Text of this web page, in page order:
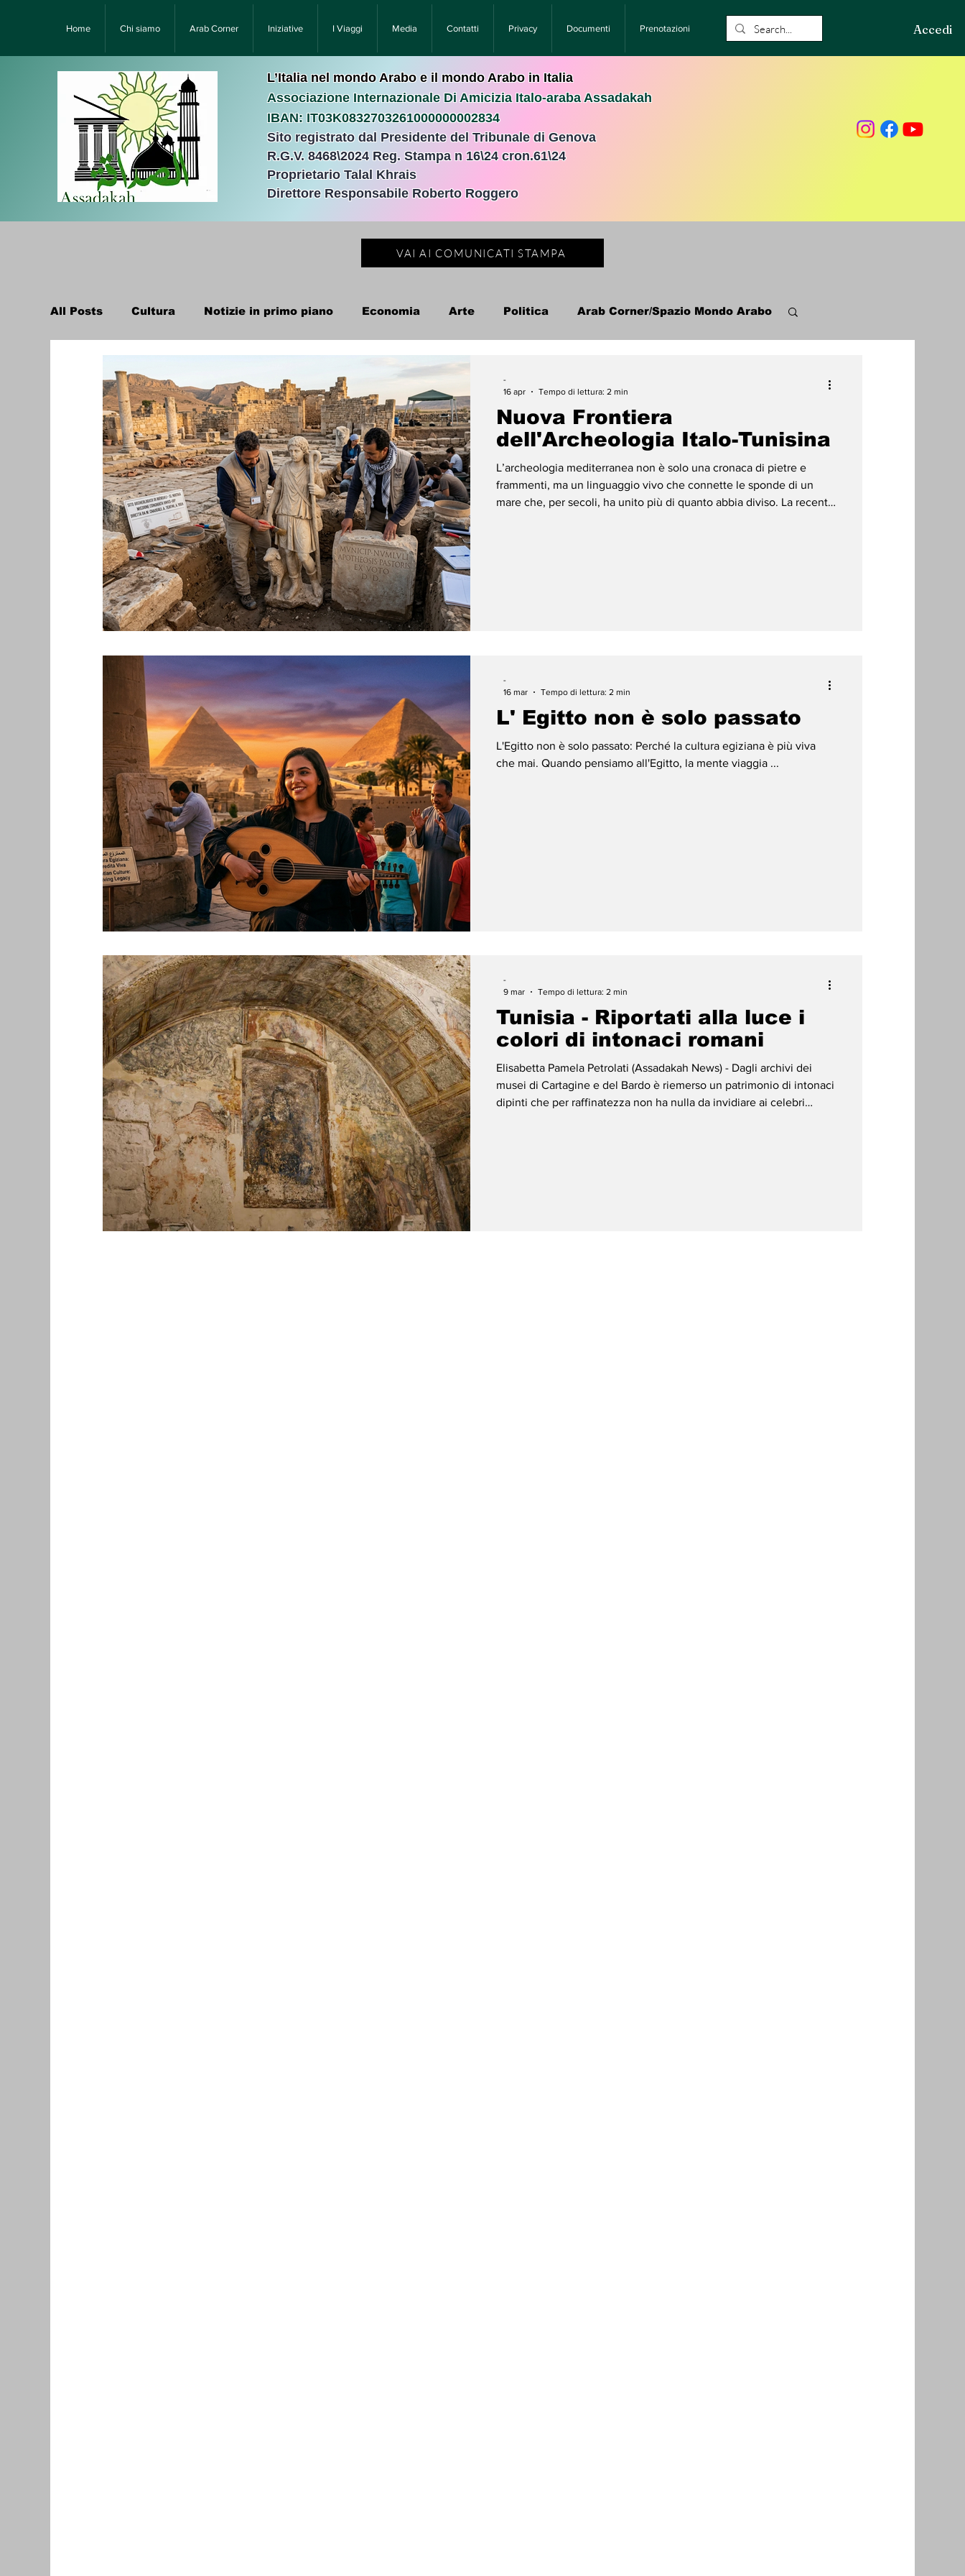
Home Chi siamo Arab Corner Iniziative I Viaggi Media Contatti Privacy Documenti Prenotazioni Accedi
L’Italia nel mondo Arabo e il mondo Arabo in Italia
Associazione Internazionale Di Amicizia Italo-araba Assadakah
IBAN: IT03K0832703261000000002834
Sito registrato dal Presidente del Tribunale di Genova
R.G.V. 8468\2024 Reg. Stampa n 16\24 cron.61\24 ​
Proprietario Talal Khrais
Direttore Responsabile Roberto Roggero
VAI AI COMUNICATI STAMPA
All Posts Cultura Notizie in primo piano Economia Arte Politica Arab Corner/Spazio Mondo Arabo
Նորություններ/Notizie Armene Comunicati Stampa Cronaca
Migrazione e Rifugiati Sport Solidarietà Archeologia Musica Cinema Tradizioni
Filosofia Mostre Festività Eventi Teatro Lega Araba Società Diritti Umani
Relazioni Internazionali Conflitti e Pace Gastronomia
Nuova Frontiera
dell'Archeologia Italo-Tunisina
L’archeologia mediterranea non è solo una cronaca di pietre e
frammenti, ma un linguaggio vivo che connette le sponde di un
mare che, per secoli, ha unito più di quanto abbia diviso. La recente
-
16 apr
Tempo di lettura: 2 min
L' Egitto non è solo passato
L'Egitto non è solo passato: Perché la cultura egiziana è più viva
che mai. ​Quando pensiamo all'Egitto, la mente viaggia ...
-
16 mar
Tempo di lettura: 2 min
Tunisia - Riportati alla luce i
colori di intonaci romani
Elisabetta Pamela Petrolati (Assadakah News) - Dagli archivi dei
musei di Cartagine e del Bardo è riemerso un patrimonio di intonaci
dipinti che per raffinatezza non ha nulla da invidiare ai celebri
-
9 mar
Tempo di lettura: 2 min